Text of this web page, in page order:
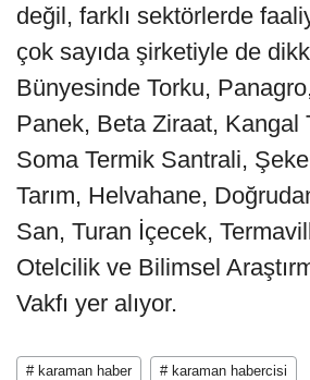
değil, farklı sektörlerde
çok sayıda şirketiyle de
Bünyesinde Torku,
Panek, Beta Ziraat, Kangal
Soma Termik Santrali,
Tarım, Helvahane,
San, Turan İçecek,
Otelcilik ve Bilimsel
Vakfı yer alıyor.
# karaman haber # karaman habercisi